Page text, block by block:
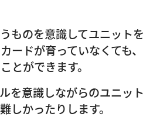
ものを意識してユニットを
ードが育っていなくても、
とができます。
を意識しながらのユニット
しかったりします。